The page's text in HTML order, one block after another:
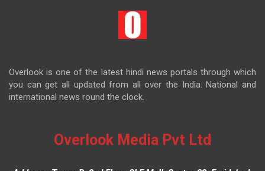
Overlook is one of the latest hindi news portals through which
you can get all updated from all over the India. National and
international news round the clock.
Overlook Media Pvt Ltd